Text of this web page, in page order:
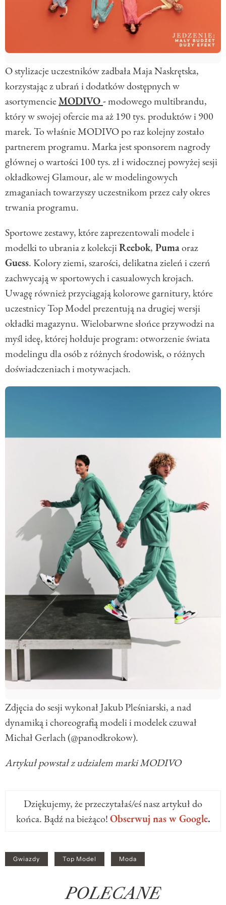
O stylizacje uczestników zadbała Maja Naskrętska,
korzystając z ubrań i dodatków dostępnych w
asortymencieMODIVO-modowego multibrandu,
który w swojej ofercie ma aż 190 tys. produktów i 900
marek. To właśnie MODIVO po raz kolejny zostało
partnerem programu. Marka jest sponsorem nagrody
głównej o wartości 100 tys. zł i widocznej powyżej sesji
okładkowej Glamour, ale w modelingowych
zmaganiach towarzyszy uczestnikom przez cały okres
trwania programu.
Sportowe zestawy, które zaprezentowali modele i
modelki to ubrania z kolekcjiReebok, Pumaoraz
Guess. Kolory ziemi, szarości, delikatna zieleń i czerń
zachwycają w sportowych i casualowych krojach.
Uwagę również przyciągają kolorowe garnitury, które
uczestnicy Top Model prezentują na drugiej wersji
okładki magazynu. Wielobarwne słońce przywodzi na
myśl ideę, której hołduje program: otworzenie świata
modelingu dla osób z różnych środowisk, o różnych
doświadczeniach i motywacjach.
Zdjęcia do sesji wykonał Jakub Pleśniarski, a nad
dynamiką i choreografią modeli i modelek czuwał
Michał Gerlach (@panodkrokow).
Artykuł powstał z udziałem marki MODIVO
Dziękujemy, że przeczytałaś/eś nasz artykuł do
końca. Bądź na bieżąco!Obserwuj nas w Google.
Gwiazdy Top Model Moda
POLECANE